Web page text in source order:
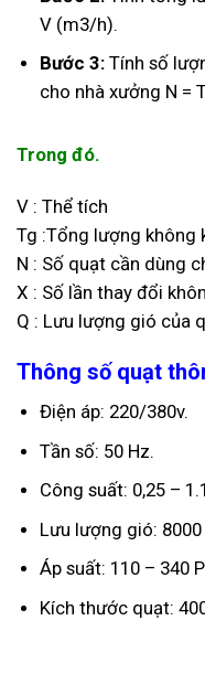
V (m3/h).
Bước 3:Tính số
cho nhà xưởng N =
Trong đó.
V : Thể tích
Tg :Tổng lượng không
N : Số quạt cần dùng
X : Số lần thay đổi
Q : Lưu lượng gió của
Thông số quạt
Điện áp: 220/380v.
Tần số: 50 Hz.
Công suất: 0,25 –
Lưu lượng gió:
Áp suất: 110 – 340
Kích thước quạt: